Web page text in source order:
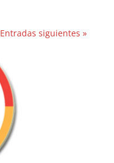
Entradas siguientes »